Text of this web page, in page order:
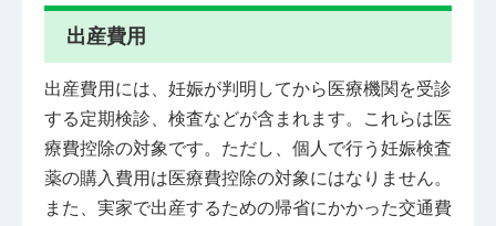
出産費用
出産費用には、妊娠が判明してから医療機関を受診
する定期検診、検査などが含まれます。これらは医
療費控除の対象です。ただし、個人で行う妊娠検査
薬の購入費用は医療費控除の対象にはなりません。
また、実家で出産するための帰省にかかった交通費